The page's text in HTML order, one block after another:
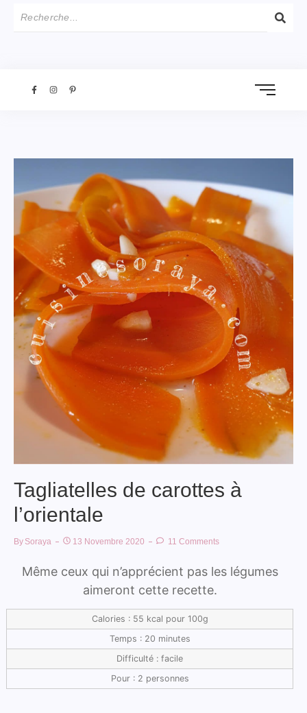
Tagliatelles de carottes à
l’orientale
By Soraya 13 Novembre 2020 11 Comments
Même ceux qui n’apprécient pas les légumes
aimeront cette recette.
Calories : 55 kcal pour 100g
Temps : 20 minutes
Difficulté : facile
Pour : 2 personnes